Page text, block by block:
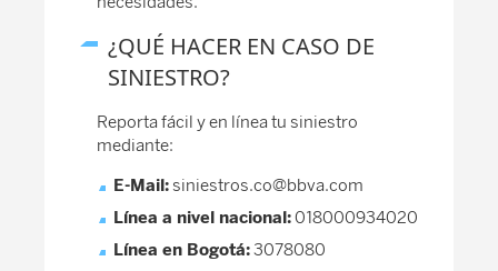
¿QUÉ HACER EN CASO DE
SINIESTRO?
Reporta fácil y en línea tu siniestro
mediante:
E-Mail:siniestros.co@bbva.com
Línea a nivel nacional:018000934020
Línea en Bogotá:3078080